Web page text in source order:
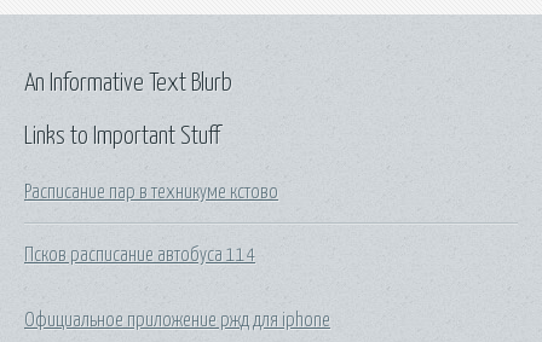
Links to Important Stuff
Расписание пар в техникуме кстово
Псков расписание автобуса 114
Официальное приложение ржд для iphone
An Informative Text Blurb